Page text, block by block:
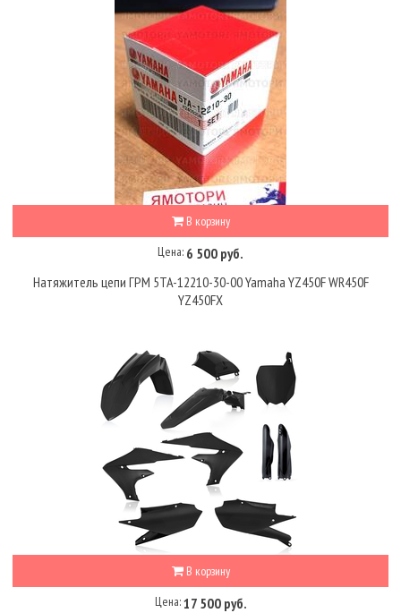
В корзину
Цена: 6 500 руб.
Натяжитель цепи ГРМ 5TA-12210-30-00 Yamaha YZ450F WR450F
YZ450FX
В корзину
Цена:17 500 руб.